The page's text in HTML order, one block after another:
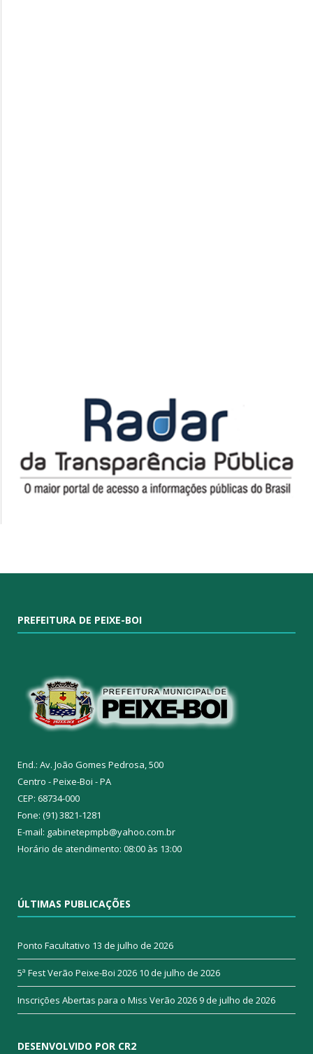
PREFEITURA DE PEIXE-BOI
End.: Av. João Gomes Pedrosa, 500
Centro - Peixe-Boi - PA
CEP: 68734-000
Fone: (91) 3821-1281
E-mail: gabinetepmpb@yahoo.com.br
Horário de atendimento: 08:00 às 13:00
ÚLTIMAS PUBLICAÇÕES
Ponto Facultativo 13 de julho de 2026
5ª Fest Verão Peixe-Boi 2026 10 de julho de 2026
Inscrições Abertas para o Miss Verão 20269 de julho de 2026
DESENVOLVIDO POR CR2